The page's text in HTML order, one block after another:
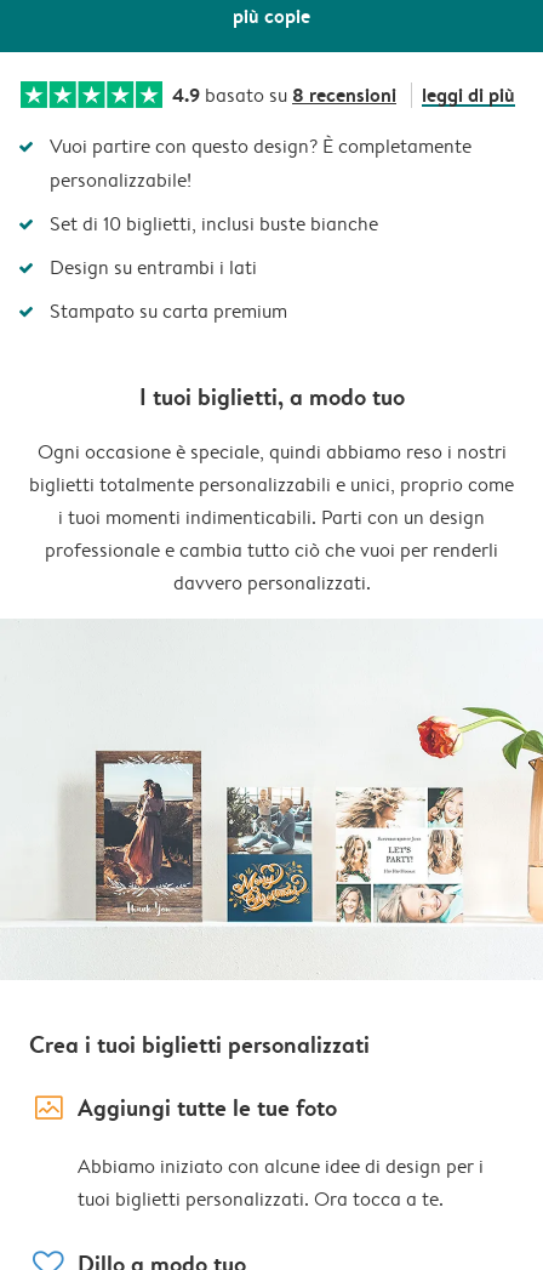
più copie
4.9 basato su 8 recensioni leggi di più
Vuoi partire con questo design? È completamente
personalizzabile!
Set di 10 biglietti, inclusi buste bianche
Design su entrambi i lati
Stampato su carta premium
I tuoi biglietti, a modo tuo
Ogni occasione è speciale, quindi abbiamo reso i nostri
biglietti totalmente personalizzabili e unici, proprio come
i tuoi momenti indimenticabili. Parti con un design
professionale e cambia tutto ciò che vuoi per renderli
davvero personalizzati.
Crea i tuoi biglietti personalizzati
image_placeholder Aggiungi tutte le tue foto
Abbiamo iniziato con alcune idee di design per i
tuoi biglietti personalizzati. Ora tocca a te.